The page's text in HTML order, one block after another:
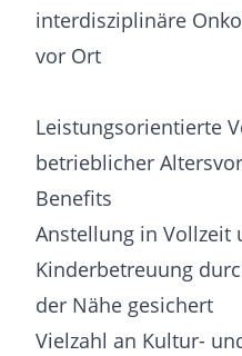
interdisziplinäre
vor Ort
Leistungsorientierte
betrieblicher
Benefits
Anstellung in Vollzeit
Kinderbetreuung
der Nähe gesichert
Vielzahl an Kultur-